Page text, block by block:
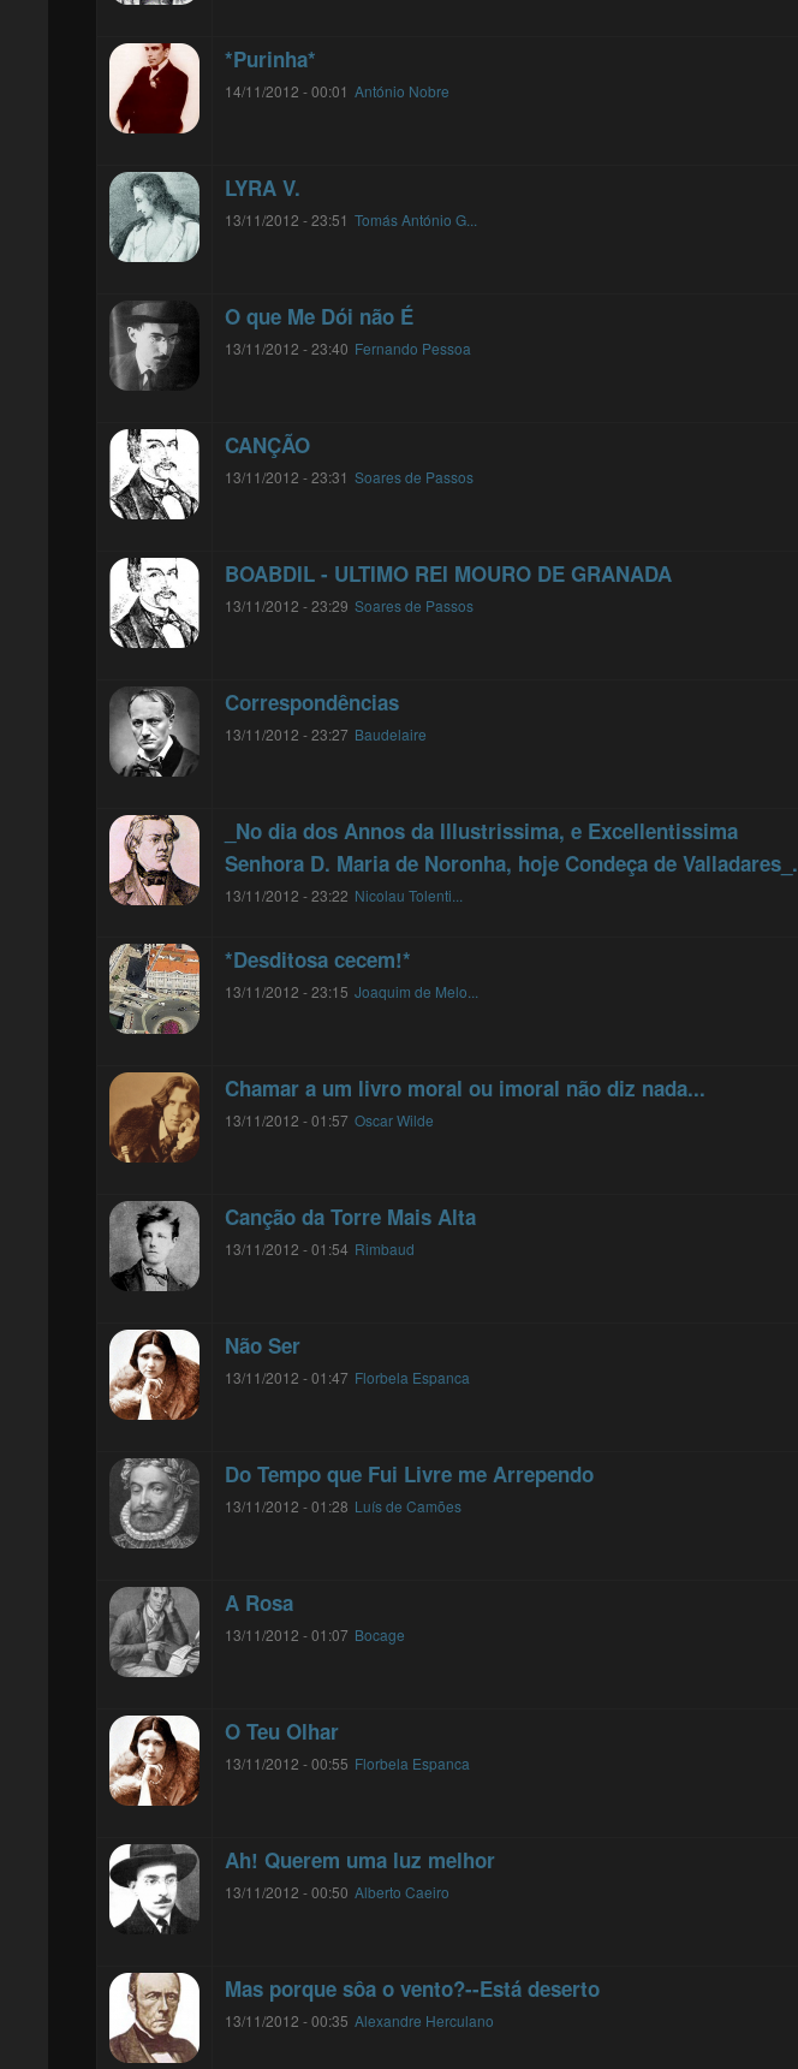
*Purinha*
14/11/2012 - 00:01 António Nobre
LYRA V.
13/11/2012 - 23:51 Tomás António G...
O que Me Dói não É
13/11/2012 - 23:40 Fernando Pessoa
CANÇÃO
13/11/2012 - 23:31 Soares de Passos
BOABDIL - ULTIMO REI MOURO DE GRANADA
13/11/2012 - 23:29 Soares de Passos
Correspondências
13/11/2012 - 23:27 Baudelaire
_No dia dos Annos da Illustrissima, e Excellentissima
Senhora D. Maria de Noronha, hoje Condeça de Valladares_.
13/11/2012 - 23:22 Nicolau Tolenti...
*Desditosa cecem!*
13/11/2012 - 23:15 Joaquim de Melo...
Chamar a um livro moral ou imoral não diz nada...
13/11/2012 - 01:57 Oscar Wilde
Canção da Torre Mais Alta
13/11/2012 - 01:54 Rimbaud
Não Ser
13/11/2012 - 01:47 Florbela Espanca
Do Tempo que Fui Livre me Arrependo
13/11/2012 - 01:28 Luís de Camões
A Rosa
13/11/2012 - 01:07 Bocage
O Teu Olhar
13/11/2012 - 00:55 Florbela Espanca
Ah! Querem uma luz melhor
13/11/2012 - 00:50 Alberto Caeiro
Mas porque sôa o vento?--Está deserto
13/11/2012 - 00:35 Alexandre Herculano